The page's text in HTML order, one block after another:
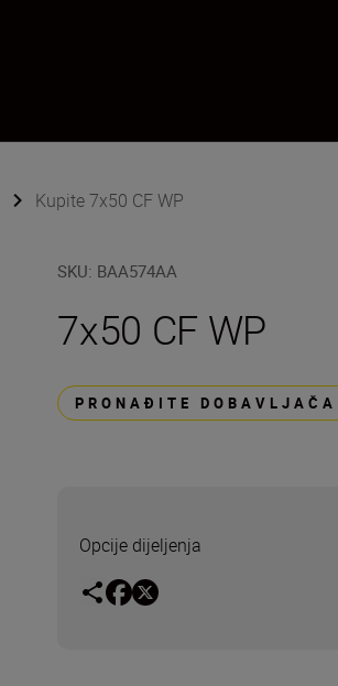
Kupite 7x50 CF WP
SKU: BAA574AA
7x50 CF WP
PRONAĐITE DOBAVLJAČA
Opcije dijeljenja